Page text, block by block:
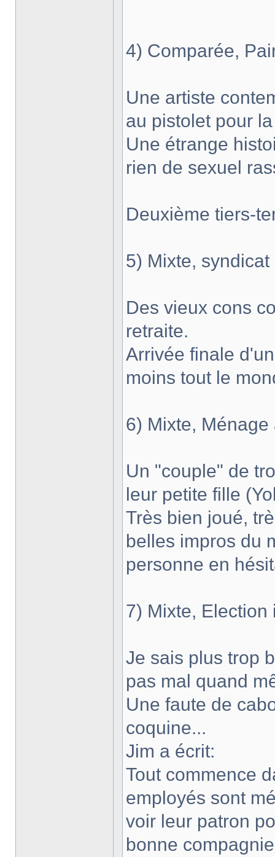
4) Comparée,
Une artiste
au pistolet pour
Une étrange
rien de sexuel
Deuxième tiers-
5) Mixte,
Des vieux cons
retraite.
Arrivée finale
moins tout le
6) Mixte, Ménage
Un "couple" de
leur petite fille
Très bien joué,
belles impros du
personne en
7) Mixte, Election
Je sais plus trop
pas mal quand
Une faute de
coquine...
Jim a écrit:
Tout commence
employés sont
voir leur patron
bonne